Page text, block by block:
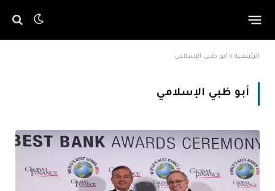
الرئيسية » أبو ظبي الإسلامي
أبو ظبي الإسلامي